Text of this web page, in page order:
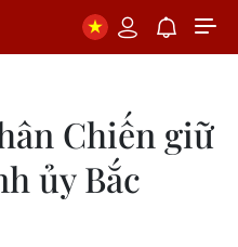
Chiến giữ
ủy Bắc